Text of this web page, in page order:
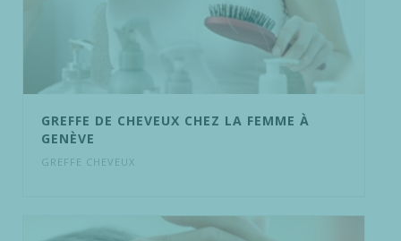
GREFFE DE CHEVEUX CHEZ LA FEMME À
GENÈVE
GREFFE CHEVEUX